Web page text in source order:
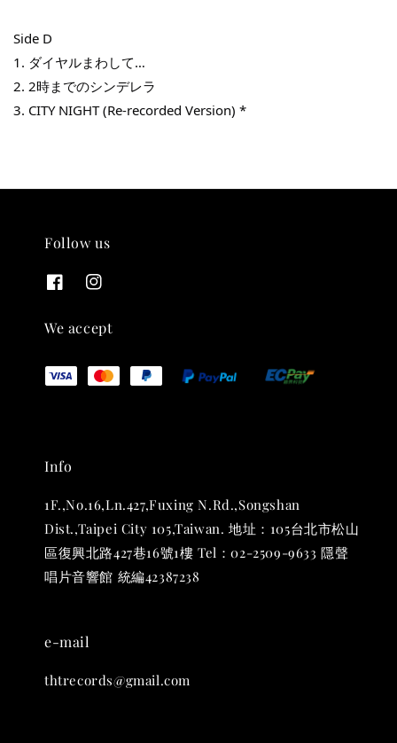
THT 九週年 唱片墊 (2入一組)
NT$ 480
- +
加入購物車
Side D
1. ダイヤルまわして…
2. 2時までのシンデレラ
3. CITY NIGHT (Re-recorded Version) *
Follow us
We accept
Info
1F.,No.16,Ln.427,Fuxing N.Rd.,Songshan
Dist.,Taipei City 105,Taiwan. 地址：105台北市松山
區復興北路427巷16號1樓 Tel：02-2509-9633 隱聲
唱片音響館 統編42387238
e-mail
thtrecords@gmail.com